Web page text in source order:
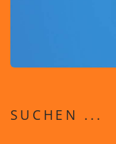
SUCHEN ...